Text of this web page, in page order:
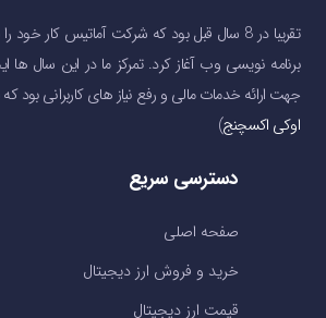
تقریبا در 8 سال قبل بود که شرکت آماتیس کار خود
برنامه نویسی وب آغاز کرد. تمرکز ما در این سال ها
جهت ارائه خدمات مالی و رفع نیاز های کاربرانی بود
اوکی اکسچنج)
دسترسی سریع
صفحه اصلی
خرید و فروش ارز دیجیتال
قیمت ارز دیجیتال